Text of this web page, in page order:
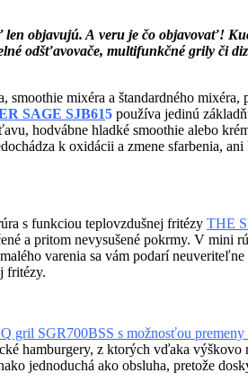
objavujú. A veru je čo objavovať!
odšťavovače, multifunkčné grily či
mixéra a štandardného
SAGE SJB615 používa jedinú
hodvábne hladké smoothie alebo
k oxidácii a zmene sfarbenia,
s funkciou teplovzdušnej fritézy THE
a pritom nevysušené pokrmy. V
varenia sa vám podarí
fritézy.
gril SGR700BSS s možnosťou premeny
hamburgery, z ktorých vďaka
jednoduchá ako obsluha, pretože